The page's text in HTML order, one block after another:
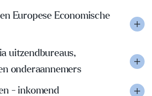
Europese Economische
uitzendbureaus,
onderaannemers
- inkomend